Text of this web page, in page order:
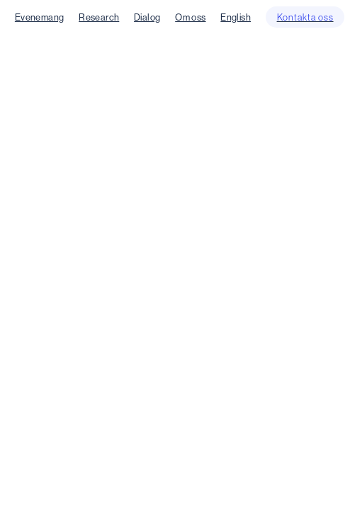
Evenemang Research Dialog Om oss English Kontakta oss